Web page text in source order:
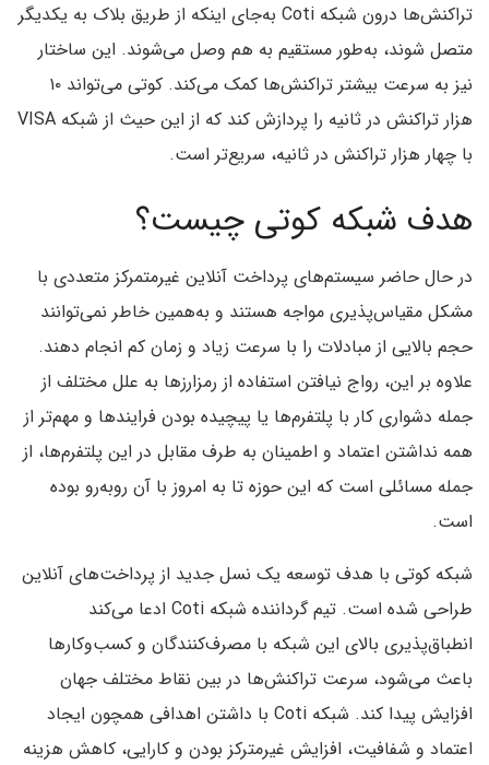
تراکنش‌ها درون شبکه Coti به‌جای اینکه از طریق بلاک به یکدیگر
متصل شوند، به‌طور مستقیم به هم وصل می‌شوند. این ساختار
نیز به سرعت بیشتر تراکنش‌ها کمک می‌کند. کوتی می‌تواند ۱۰
هزار تراکنش در ثانیه را پردازش کند که از این حیث از شبکه VISA
با چهار هزار تراکنش در ثانیه، سریع‌تر است.
هدف شبکه کوتی چیست؟
در حال حاضر سیستم‌های پرداخت آنلاین غیرمتمرکز متعددی با
مشکل مقیاس‌پذیری مواجه هستند و به‌همین خاطر نمی‌توانند
حجم بالایی از مبادلات را با سرعت زیاد و زمان کم انجام دهند.
علاوه بر این، رواج نیافتن استفاده از رمزارزها به علل مختلف از
جمله دشواری کار با پلتفرم‌ها یا پیچیده بودن فرایندها و مهم‌تر از
همه نداشتن اعتماد و اطمینان به طرف مقابل در این پلتفرم‌ها، از
جمله مسائلی است که این حوزه تا به امروز با آن روبه‌رو بوده
است.
شبکه کوتی با هدف توسعه یک نسل جدید از پرداخت‌های آنلاین
طراحی شده است. تیم گرداننده شبکه Coti ادعا می‌کند
انطباق‌پذیری بالای این شبکه با مصرف‌کنندگان و کسب‌وکارها
باعث می‌شود، سرعت تراکنش‌ها در بین نقاط مختلف جهان
افزایش پیدا کند. شبکه Coti با داشتن اهدافی همچون ایجاد
اعتماد و شفافیت، افزایش غیرمترکز بودن و کارایی، کاهش هزینه